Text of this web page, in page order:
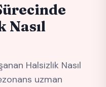
Nasıl
Halsizlik Nasıl
uzman